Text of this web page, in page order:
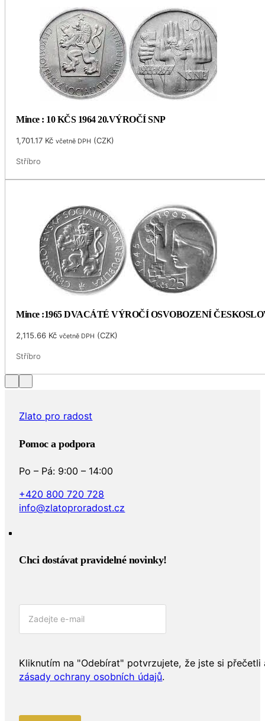
Mince : 10 KČS 1964 20.VÝROČÍ SNP
1,701.17 Kč včetně DPH (CZK)
Stříbro
Mince :1965 DVACÁTÉ VÝROČÍ OSVOBOZENÍ
2,115.66 Kč včetně DPH (CZK)
Stříbro
Zlato pro radost
Pomoc a podpora
Po – Pá: 9:00 – 14:00
+420 800 720 728
info@zlatoproradost.cz
Chci dostávat pravidelné novinky!​
Kliknutím na "Odebírat" potvrzujete, že jste si přečetli
zásady ochrany osobních údajů.